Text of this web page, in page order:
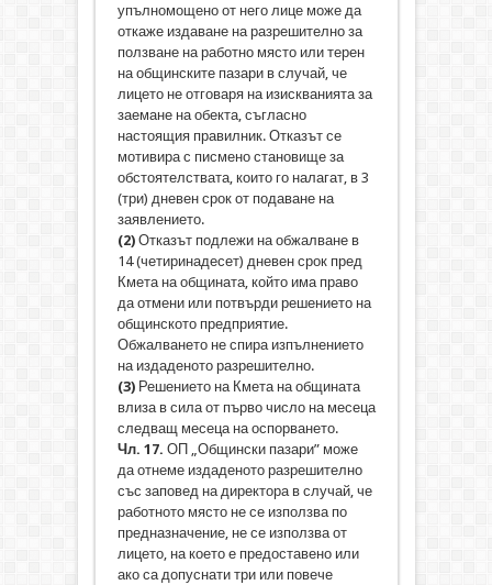
упълномощено от него лице може да
откаже издаване на разрешително за
ползване на работно място или терен
на общинските пазари в случай, че
лицето не отговаря на изискванията за
заемане на обекта, съгласно
настоящия правилник. Отказът се
мотивира с писмено становище за
обстоятелствата, които го налагат, в 3
(три) дневен срок от подаване на
заявлението.
(2) Отказът подлежи на обжалване в
14 (четиринадесет) дневен срок пред
Кмета на общината, който има право
да отмени или потвърди решението на
общинското предприятие.
Обжалването не спира изпълнението
на издаденото разрешително.
(3)Решението на Кмета на общината
влиза в сила от първо число на месеца
следващ месеца на оспорването.
Чл. 17. ОП „Общински пазари” може
да отнеме издаденото разрешително
със заповед на директора в случай, че
работното място не се използва по
предназначение, не се използва от
лицето, на което е предоставено или
ако са допуснати три или повече